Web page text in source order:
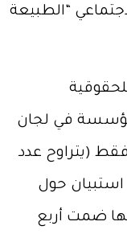
“الطبيعة
في لجان
(يتراوح عدد
أجابت عن استبيان حول
ضمت أربع